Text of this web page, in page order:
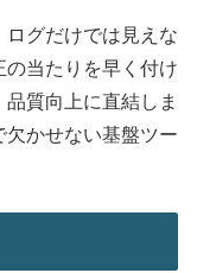
ログだけでは見えな
当たりを早く付け
質向上に直結しま
かせない基盤ツー